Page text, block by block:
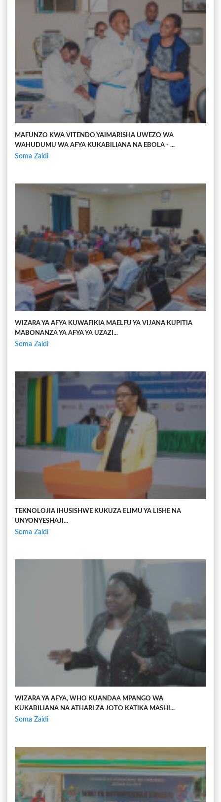
MAFUNZO KWA VITENDO YAIMARISHA UWEZO WA
WAHUDUMU WA AFYA KUKABILIANA NA EBOLA - ...
Soma Zaidi
WIZARA YA AFYA KUWAFIKIA MAELFU YA VIJANA KUPITIA
MABONANZA YA AFYA YA UZAZI...
Soma Zaidi
TEKNOLOJIA IHUSISHWE KUKUZA ELIMU YA LISHE NA
UNYONYESHAJI...
Soma Zaidi
WIZARA YA AFYA, WHO KUANDAA MPANGO WA
KUKABILIANA NA ATHARI ZA JOTO KATIKA MASHI...
Soma Zaidi